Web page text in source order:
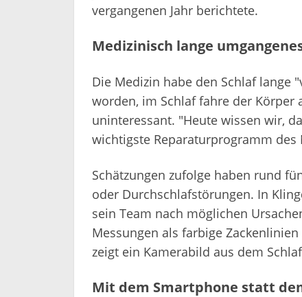
vergangenen Jahr berichtete.
Medizinisch lange
Die Medizin habe den Schlaf lange
worden, im Schlaf fahre der Körper
uninteressant. "Heute wissen wir,
wichtigste Reparaturprogramm des
Schätzungen zufolge haben rund
oder Durchschlafstörungen. In
sein Team nach möglichen
Messungen als farbige
zeigt ein Kamerabild aus dem
Mit dem Smartphone statt